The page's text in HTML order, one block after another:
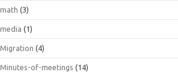
math (3)
media (1)
Migration (4)
Minutes-of-meetings (14)